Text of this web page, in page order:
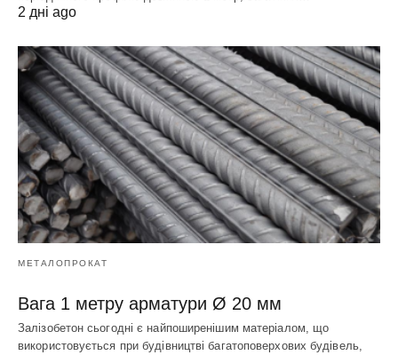
2 дні ago
МЕТАЛОПРОКАТ
Вага 1 метру арматури Ø 20 мм
Залізобетон сьогодні є найпоширенішим матеріалом, що
використовується при будівництві багатоповерхових будівель,